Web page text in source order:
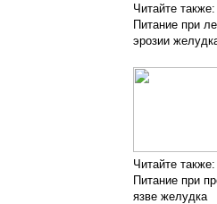
Читайте также:
Питание при
эрозии
Читайте также:
Питание при
язве желудка